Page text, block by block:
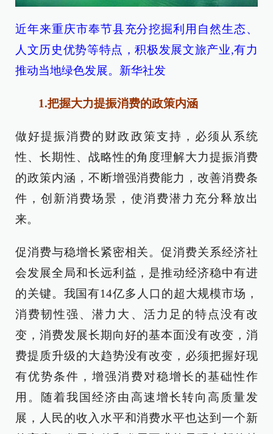
近年来重庆市奉节县充分挖掘利用自然生态、
人文历史优势等特点，积极发展文旅产业,有力
推动当地绿色发展。新华社发
1.把握大力提振消费的政策内涵
做好提振消费的财政政策支持，必须从系统
性、长期性、战略性的角度理解大力提振消费
的政策内涵，不断增强消费能力，改善消费条
件，创新消费场景，使消费潜力充分释放出
来。
促消费与稳增长紧密相关。促消费关系经济社
会发展全局和长远利益，是推动经济稳中有进
的关键。我国有14亿多人口的超大规模市场，
消费韧性强、潜力大、活力足的特点没有改
变，消费发展长期向好的基本面没有改变，消
费提质升级的大趋势没有改变，必须把握好现
有优势条件，增强消费对稳增长的基础性作
用。随着我国经济由高速增长转向高质量发
展，人民的收入水平和消费水平也达到一个新